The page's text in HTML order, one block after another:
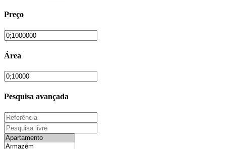
Preço
Área
Pesquisa avançada